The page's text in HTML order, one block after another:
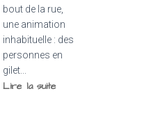
bout de la rue,
une animation
inhabituelle : des
personnes en
gilet...
Lire la suite